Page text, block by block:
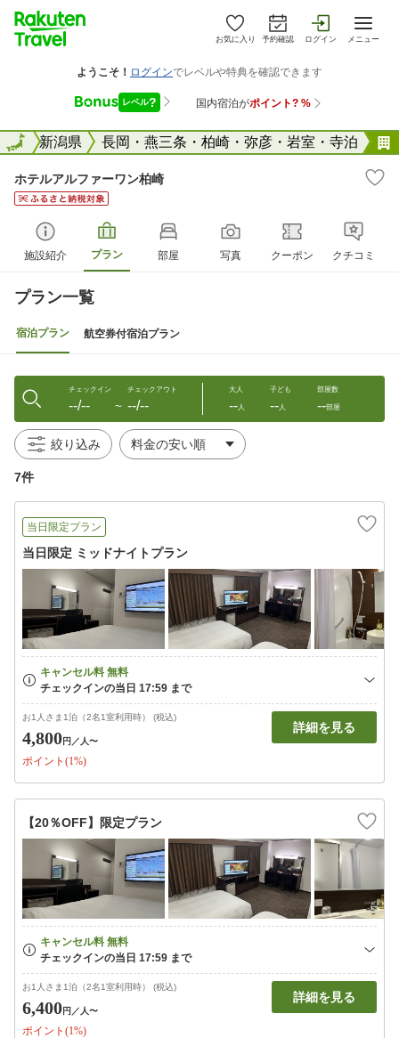
お気に入り 予約確認 ログイン メニュー
全国新潟県 長岡・燕三条・柏崎・弥彦・岩室・寺泊
全国
ホテルアルファーワン柏崎
施設紹介 プラン 部屋 写真 クーポン クチコミ
プラン一覧
宿泊プラン 航空券付宿泊プラン
チェックイン
--/-- 〜
チェックアウト
--/--
大人
--人
子ども
--人
部屋数
--部屋
絞り込み
7件
当日限定プラン
当日限定 ミッドナイトプラン
お1人さま1泊（2名1室利用時） (税込)
4,800円 ／人〜
ポイント(1%)
詳細を見る
【20％OFF】限定プラン
お1人さま1泊（2名1室利用時） (税込)
6,400円 ／人〜
ポイント(1%)
詳細を見る